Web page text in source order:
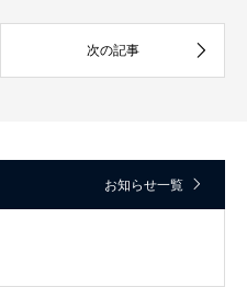
お知らせ一覧